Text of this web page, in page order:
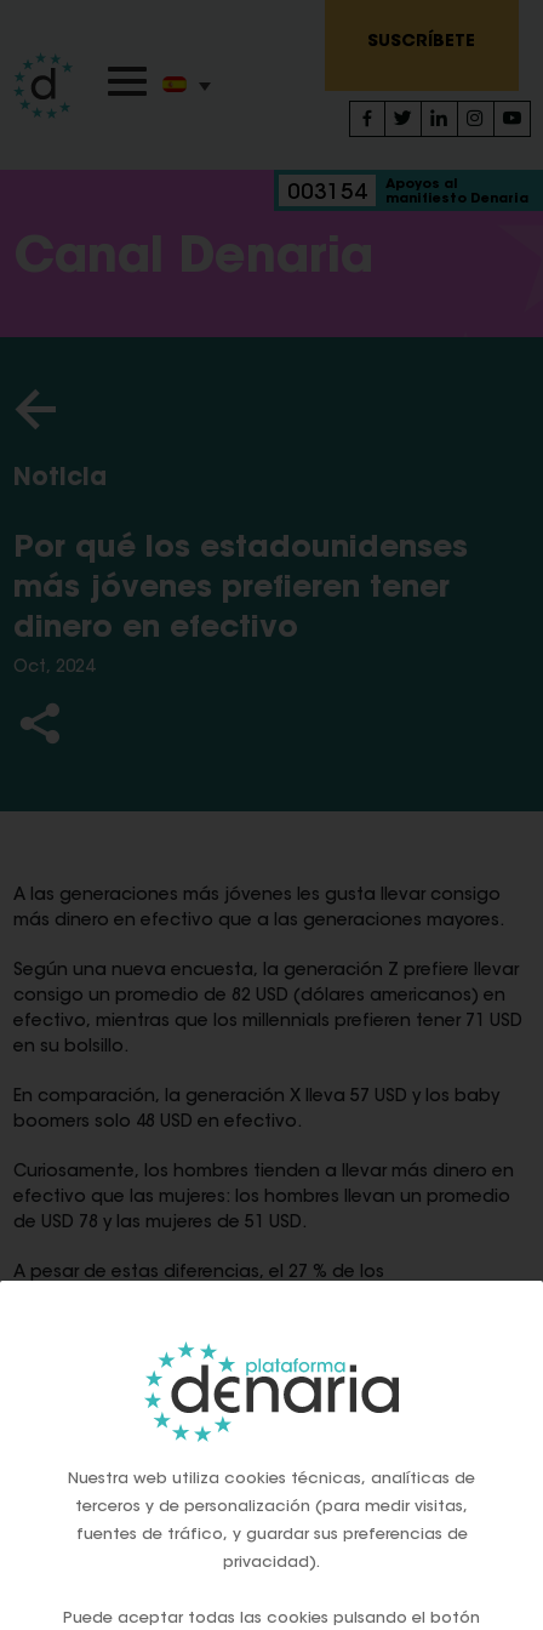
SUSCRÍBETE
003154
Apoyos al
manifiesto Denaria
Canal Denaria
Noticia
Por qué los estadounidenses
más jóvenes prefieren tener
dinero en efectivo
Oct, 2024
A las generaciones más jóvenes les gusta llevar consigo
más dinero en efectivo que a las generaciones mayores.
Según una nueva encuesta, la generación Z prefiere llevar
consigo un promedio de 82 USD (dólares americanos) en
efectivo, mientras que los millennials prefieren tener 71 USD
en su bolsillo.
En comparación, la generación X lleva 57 USD y los baby
boomers solo 48 USD en efectivo.
Curiosamente, los hombres tienden a llevar más dinero en
efectivo que las mujeres: los hombres llevan un promedio
de USD 78 y las mujeres de 51 USD.
A pesar de estas diferencias, el 27 % de los
La encuesta realizada por Chime y Talker Research de 2.000
adultos también exploró si el dinero en efectivo sigue
siendo una forma popular de pago. Sorprendentemente, el
El 52 % de los encuestados creen que “el dinero en efectivo
es el rey”, mientras que solo el 25 % piensa que está
encontrar un billete de 20 USD en su bolsillo que recibir un
Nuestra web utiliza cookies técnicas, analíticas de
terceros y de personalización (para medir visitas,
fuentes de tráfico, y guardar sus preferencias de
privacidad).
Puede aceptar todas las cookies pulsando el botón